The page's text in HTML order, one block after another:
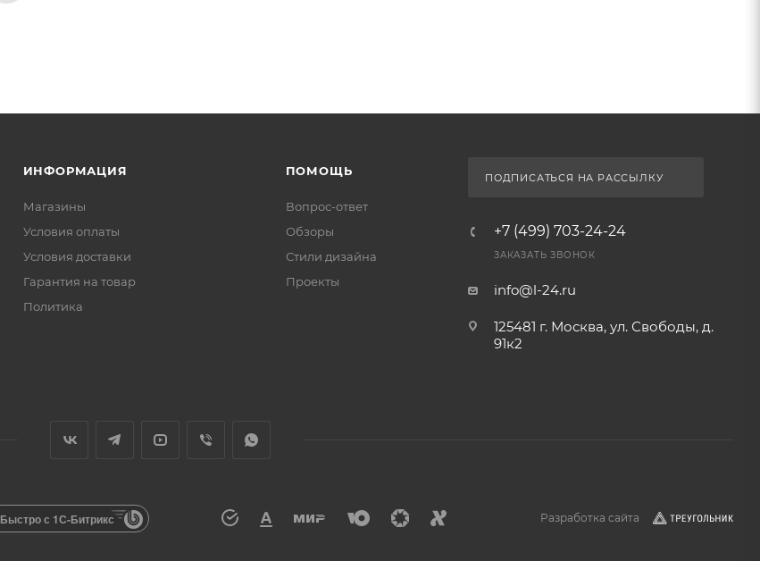
ИНФОРМАЦИЯ
Магазины
Условия оплаты
Условия доставки
Гарантия на товар
Политика
ПОМОЩЬ
Вопрос-ответ
Обзоры
Стили дизайна
Проекты
ПОДПИСАТЬСЯ НА РАССЫЛКУ
+7 (499) 703-24-24
ЗАКАЗАТЬ ЗВОНОК
info@l-24.ru
125481 г. Москва, ул. Свободы, д.
91к2
Быстро с 1С-Битрикс Разработка сайта